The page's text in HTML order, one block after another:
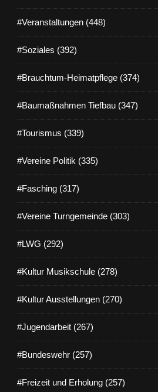
#Veranstaltungen (448)
#Soziales (392)
#Brauchtum-Heimatpflege (374)
#Baumaßnahmen Tiefbau (347)
#Tourismus (339)
#Vereine Politik (335)
#Fasching (317)
#Vereine Turngemeinde (303)
#LWG (292)
#Kultur Musikschule (278)
#Kultur Ausstellungen (270)
#Jugendarbeit (267)
#Bundeswehr (257)
#Freizeit und Erholung (257)